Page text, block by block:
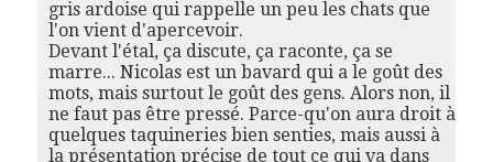
gris ardoise qui rappelle un peu les chats que
l'on vient d'apercevoir.
Devant l'étal, ça discute, ça raconte, ça se
marre... Nicolas est un bavard qui a le goût des
mots, mais surtout le goût des gens. Alors non, il
ne faut pas être pressé. Parce-qu'on aura droit à
quelques taquineries bien senties, mais aussi à
la présentation précise de tout ce qui va dans